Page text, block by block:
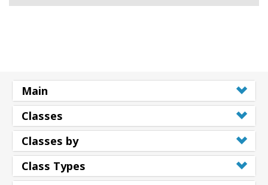
Main
Classes
Classes by
Class Types